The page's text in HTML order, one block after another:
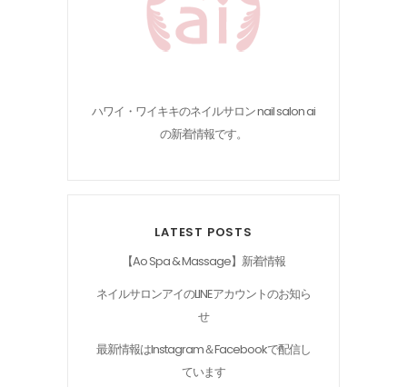
ハワイ・ワイキキのネイルサロン nail salon ai
の新着情報です。
LATEST POSTS
【Ao Spa & Massage】新着情報
ネイルサロンアイのLINEアカウントのお知ら
せ
最新情報はInstagram＆Facebookで配信し
ています